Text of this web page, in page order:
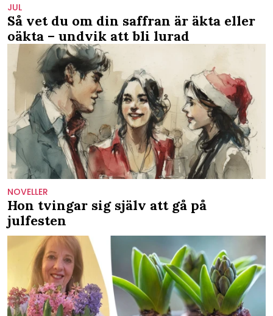
JUL
Så vet du om din saffran är äkta eller
oäkta – undvik att bli lurad
NOVELLER
Hon tvingar sig själv att gå på
julfesten